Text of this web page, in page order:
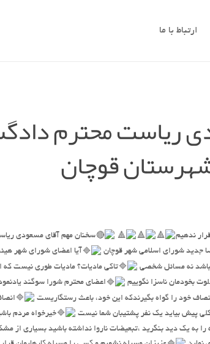
ارتباط با ما
ریاست محترم
قوچان
ندهیم
سخنان مهم آقای مسعودی
جدید شورای اسلامی شهر قوچان
آیا اعضای شورای شهر
باشد نه مسائل شخصی
تاکی مادیات؟ مادیات طوری نیست که
بخودمان ناسزا نگوییم
اعضای محترم شورا سوگند
خود را گواه بگیرندکه این خود، باعث رستگاریست
پیش بیاید یک نفر پشتیبان شما نیست
خیرخواه مردم
به یک دید بنگرید ،تبعیضات ناروا نداشته باشید بسیاری از